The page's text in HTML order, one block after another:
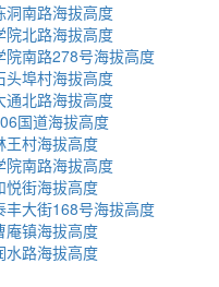
洞南路海拔高度
院北路海拔高度
院南路278号海拔高度
头埠村海拔高度
通北路海拔高度
国道海拔高度
王村海拔高度
院南路海拔高度
悦街海拔高度
丰大街168号海拔高度
庵镇海拔高度
水路海拔高度